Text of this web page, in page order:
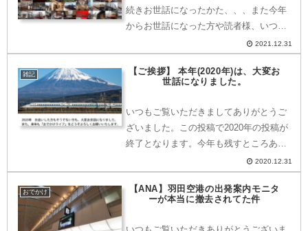
続きお世話になったかた、、、また今年
からお世話になった方や読者様、いつも
ご覧いただきましてありがとうございま
した。管理人は、公私ともに忙しく波乱
な日々を過ごしたり、充実したり、、、
その分記事に起こすの...
2021.12.31
雑記
【ご挨拶】 本年(2020年)は、大変お
世話になりました。
いつもご覧いただきましてありがとうご
ざいました。この投稿で2020年の投稿が
終了となります。今年も残すところあと
わずか…。ちょっとした振り返りを行い
ながら「ご挨拶」とさせていただきま
す。2020年で一番人気だった投稿
(2020.12.31 ...
2020.12.31
おでかけ
【ANA】羽田空港の出発案内モニタ
ーが本当に撤去されてた件